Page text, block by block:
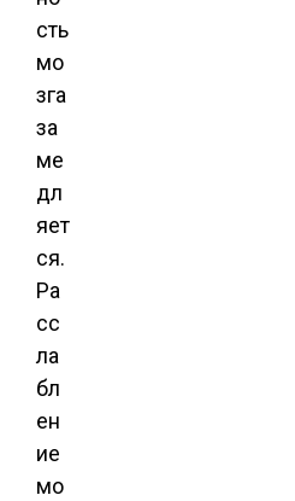
сть
мо
зга
за
ме
дл
яет
ся.
Ра
сс
ла
бл
ен
ие
мо